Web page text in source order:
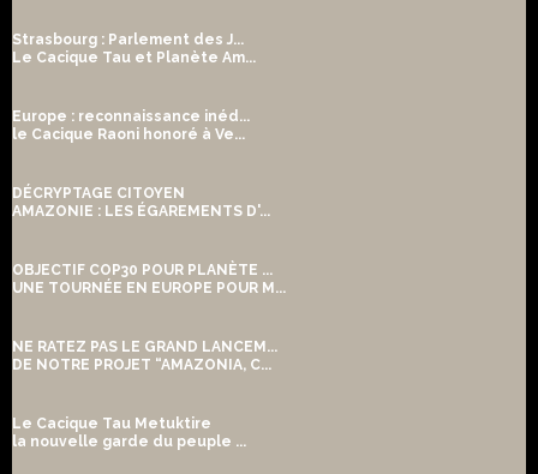
Strasbourg : Parlement des J...
Le Cacique Tau et Planète Am...
Europe : reconnaissance inéd...
le Cacique Raoni honoré à Ve...
DÉCRYPTAGE CITOYEN
AMAZONIE : LES ÉGAREMENTS D'...
OBJECTIF COP30 POUR PLANÈTE ...
UNE TOURNÉE EN EUROPE POUR M...
NE RATEZ PAS LE GRAND LANCEM...
DE NOTRE PROJET “AMAZONIA, C...
Le Cacique Tau Metuktire
la nouvelle garde du peuple ...